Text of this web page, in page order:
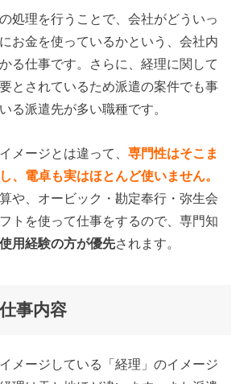
処理を行うことで、会社がどういっ
お金を使っているかという、会社内
る仕事です。さらに、経理に関して
とされているため派遣の案件でも事
る派遣先が多い職種です。
メージとは違って、専門性はそこま
、電卓も実はほとんど使いません。
や、オービック・勘定奉行・弥生会
トを使って仕事をするので、専門知
用経験の方が優先されます。
事内容
メージしている「経理」のイメージ